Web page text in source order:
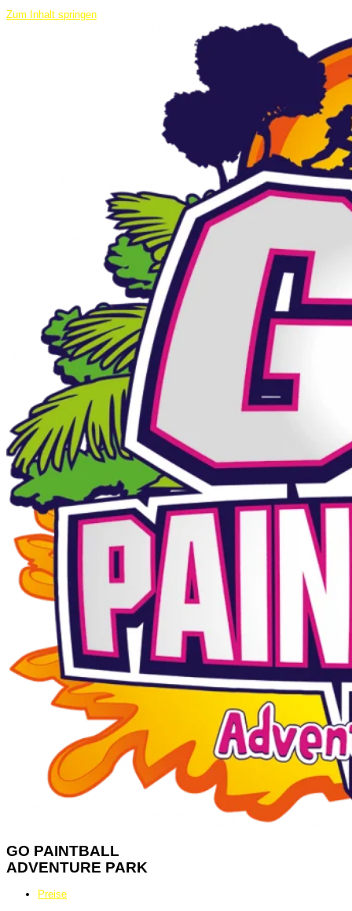
Zum Inhalt springen
GO PAINTBALL
ADVENTURE PARK
Preise